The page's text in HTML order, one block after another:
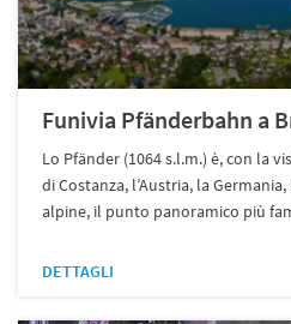
Funivia Pfänderbahn a
Lo Pfänder (1064 s.l.m.) è, con la
di Costanza, l’Austria, la
alpine, il punto panoramico più
DETTAGLI